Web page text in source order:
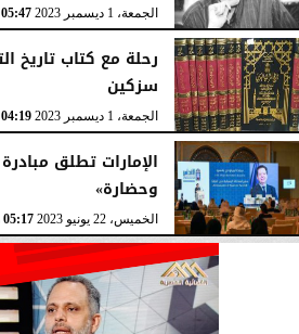
الجمعة، 1 ديسمبر 2023 05:47 مـ
رحلة مع كتاب تاريخ
سزكين
الجمعة، 1 ديسمبر 2023 04:19 مـ
الإمارات تطلق
وحضارة»
الخميس، 22 يونيو 2023 05:17 مـ